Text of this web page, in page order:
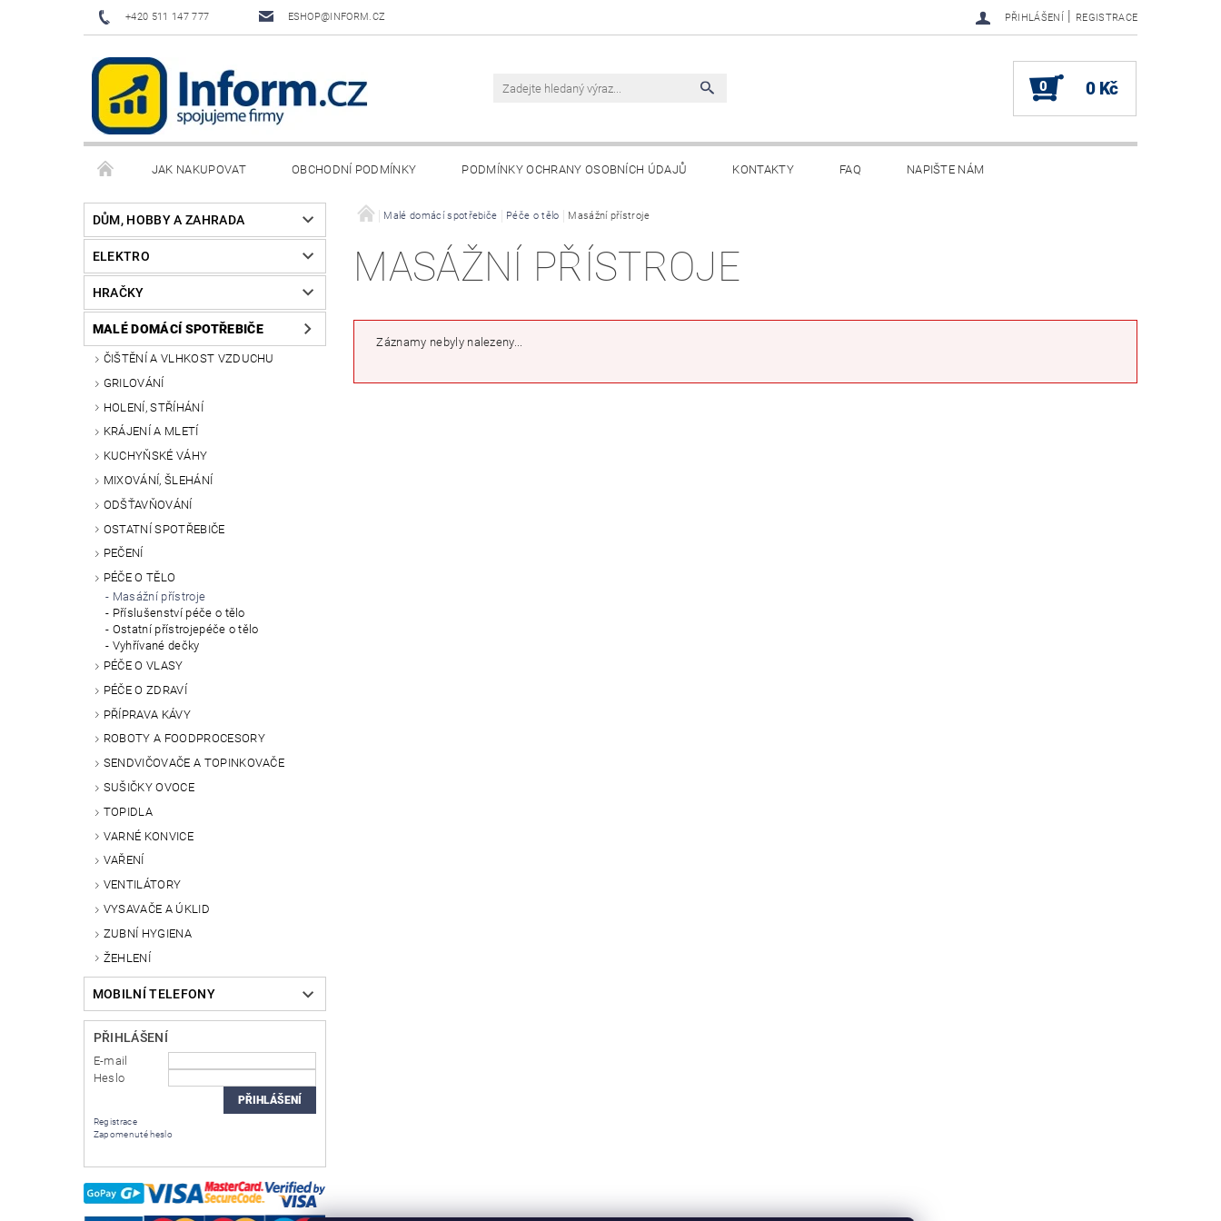
+420 511 147 777 ESHOP@INFORM.CZ PŘIHLÁŠENÍ | REGISTRACE
0 0 Kč
JAK NAKUPOVAT OBCHODNÍ PODMÍNKY PODMÍNKY OCHRANY OSOBNÍCH ÚDAJŮ KONTAKTY FAQ NAPIŠTE NÁM
DŮM, HOBBY A ZAHRADA
ELEKTRO
HRAČKY
MALÉ DOMÁCÍ SPOTŘEBIČE
ČIŠTĚNÍ A VLHKOST VZDUCHU
GRILOVÁNÍ
HOLENÍ, STŘÍHÁNÍ
KRÁJENÍ A MLETÍ
KUCHYŇSKÉ VÁHY
MIXOVÁNÍ, ŠLEHÁNÍ
ODŠŤAVŇOVÁNÍ
OSTATNÍ SPOTŘEBIČE
PEČENÍ
PÉČE O TĚLO
Masážní přístroje
Příslušenství péče o tělo
Ostatní přístrojepéče o tělo
Vyhřívané dečky
PÉČE O VLASY
PÉČE O ZDRAVÍ
PŘÍPRAVA KÁVY
ROBOTY A FOODPROCESORY
SENDVIČOVAČE A TOPINKOVAČE
SUŠIČKY OVOCE
TOPIDLA
VARNÉ KONVICE
VAŘENÍ
VENTILÁTORY
VYSAVAČE A ÚKLID
ZUBNÍ HYGIENA
ŽEHLENÍ
MOBILNÍ TELEFONY
PŘIHLÁŠENÍ
E-mail
Heslo
Registrace
Zapomenuté heslo
Malé domácí spotřebiče Péče o tělo Masážní přístroje
MASÁŽNÍ PŘÍSTROJE
Záznamy nebyly nalezeny...